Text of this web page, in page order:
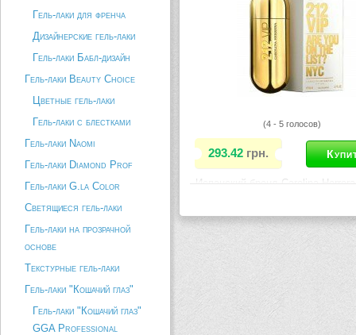
Гель-лаки для френча
Дизайнерские гель-лаки
Гель-лаки Бабл-дизайн
Гель-лаки Beauty Choice
Цветные гель-лаки
Гель-лаки с блестками
Гель-лаки Naomi
Гель-лаки Diamond Prof
Гель-лаки G.la Color
Светящиеся гель-лаки
Гель-лаки на прозрачной
основе
Текстурные гель-лаки
Гель-лаки "Кошачий глаз"
Гель-лаки "Кошачий глаз"
GGA Professional
(4 - 5 голосов)
293.42 грн.
Испанский бренд Carolina Herrera
многими женщинами, культовый
Carolina Herrera 212. Свое новое
Описание товара